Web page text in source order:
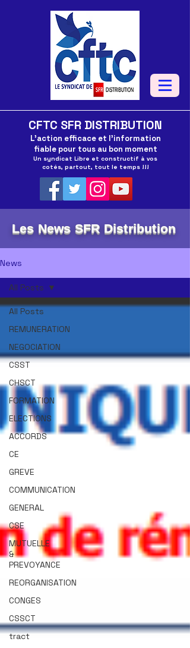
CFTC SFR DISTRIBUTION
L'action efficace et l'information
fiable pour tous au bon moment
Un syndicat Libre et constructif à vos
cotés, partout, tout le temps !!!
Les News SFR Distribution
News
All Posts
REMUNERATION
NEGOCIATION
CSST
CHSCT
FORMATION
ELECTIONS
ACCORDS
CE
GREVE
COMMUNICATION
GENERAL
CSE
MUTUELLE
&
PREVOYANCE
REORGANISATION
CONGES
CSSCT
tract
All Posts